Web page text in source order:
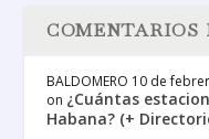
COMENTARIOS
BALDOMERO 10 de
on ¿Cuántas
Habana? (+